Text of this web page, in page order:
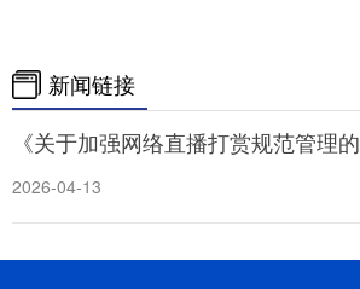
新闻链接
《关于加强网络直播打赏规范管理
2026-04-13